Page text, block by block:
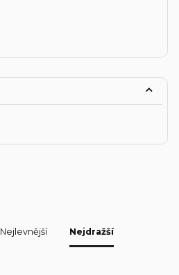
Nejlevnější Nejdražší